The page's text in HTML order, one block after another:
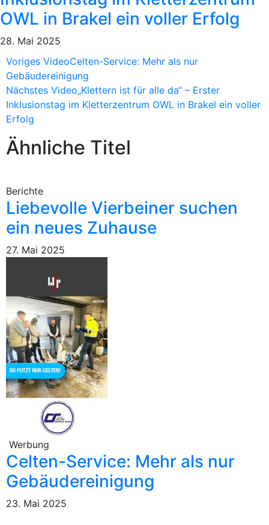
OWL in Brakel ein voller Erfolg
28. Mai 2025
Voriges VideoCelten-Service: Mehr als nur
Gebäudereinigung
Nächstes Video„Klettern ist für alle da“ – Erster
Inklusionstag im Kletterzentrum OWL in Brakel ein voller
Erfolg
Ähnliche Titel
Berichte
Liebevolle Vierbeiner suchen
ein neues Zuhause
27. Mai 2025
Werbung
Celten-Service: Mehr als nur
Gebäudereinigung
23. Mai 2025